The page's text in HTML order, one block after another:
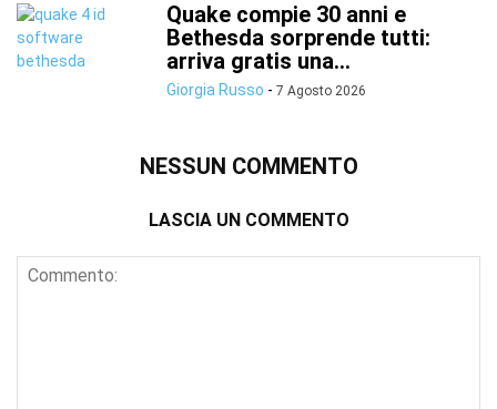
Quake compie 30 anni e
Bethesda sorprende tutti:
arriva gratis una...
Giorgia Russo - 7 Agosto 2026
NESSUN COMMENTO
LASCIA UN COMMENTO